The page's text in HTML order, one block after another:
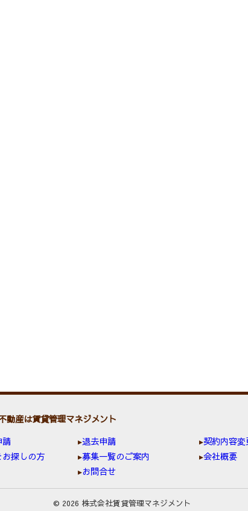
動産は賃貸管理マネジメント
請
退去申請 契約内容変
探しの方
募集一覧のご案内 会社概要
お問合せ
© 2026 株式会社賃貸管理マネジメント